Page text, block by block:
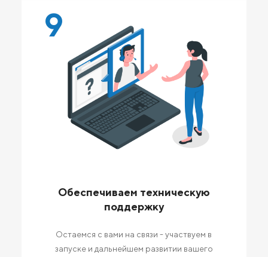
9
Обеспечиваем техническую
поддержку
Остаемся с вами на связи - участвуем в
запуске и дальнейшем развитии вашего